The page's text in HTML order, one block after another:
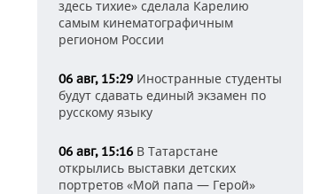
здесь тихие» сделала Карелию
самым кинематографичным
регионом России
06 авг, 15:29 Иностранные студенты
будут сдавать единый экзамен по
русскому языку
06 авг, 15:16 В Татарстане
открылись выставки детских
портретов «Мой папа — Герой»